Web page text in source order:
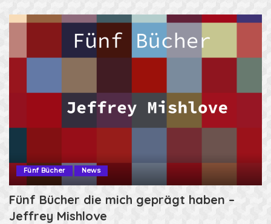
Fünf Bücher News
Fünf Bücher die mich geprägt haben –
Jeffrey Mishlove